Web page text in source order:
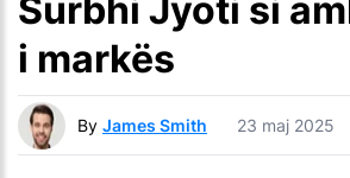
Surbhi Jyoti si
i markës
By James Smith 23 maj 2025